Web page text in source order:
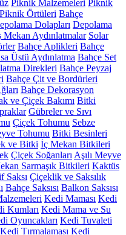
Piknik Malzemeleri Piknik
Piknik Örtüleri Bahçe
Dolapları Depolama
Mekan Aydınlatmalar Solar
Bahçe Aplikleri Bahçe
Üstü Aydınlatma Bahçe Set
Direkleri Bahçe Peyzaj
Bahçe Çit ve Bordürleri
Bahçe Dekorasyon
ve Çiçek Bakımı Bitki
Gübreler ve Sıvı
Çiçek Tohumu Sebze
Tohumu Bitki Besinleri
ve Bitki İç Mekan Bitkileri
Çiçek Soğanları Aşılı Meyve
Sarmaşık Bitkileri Kaktüs
Saksı Çiçeklik ve Saksılık
Bahçe Saksısı Balkon Saksısı
Kedi Maması Kedi
Kumları Kedi Mama ve Su
Oyuncakları Kedi Tuvaleti
Kedi Tırmalaması Kedi